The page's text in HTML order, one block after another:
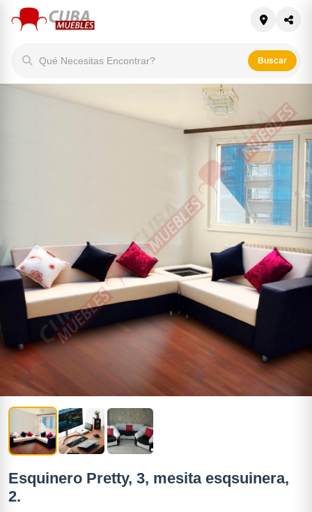
Qué Necesitas Encontrar? Buscar
Esquinero Pretty, 3, mesita esqsuinera,
2.